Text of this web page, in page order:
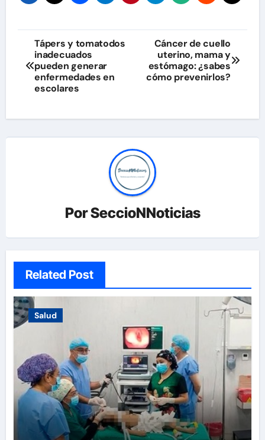
Navegación
de
entradas
Tápers y tomatodos
inadecuados
pueden generar
enfermedades en
escolares
Cáncer de cuello
uterino, mama y
estómago: ¿sabes
cómo prevenirlos?
PorSeccioNNoticias
Related Post
Salud